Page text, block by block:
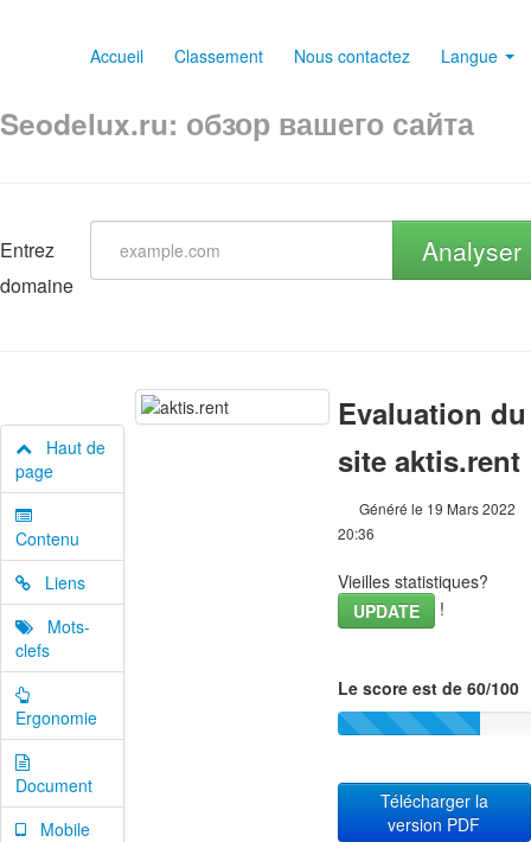
Accueil Classement Nous contactez Langue
Seodelux.ru: обзор вашего сайта
Entrez
domaine
Analyser
Haut de
page
Contenu
Liens
Mots-
clefs
Ergonomie
Document
Mobile
Evaluation du
site aktis.rent
Généré le 19 Mars 2022
20:36
Vieilles statistiques?
UPDATE
!
Le score est de 60/100
Télécharger la
version PDF